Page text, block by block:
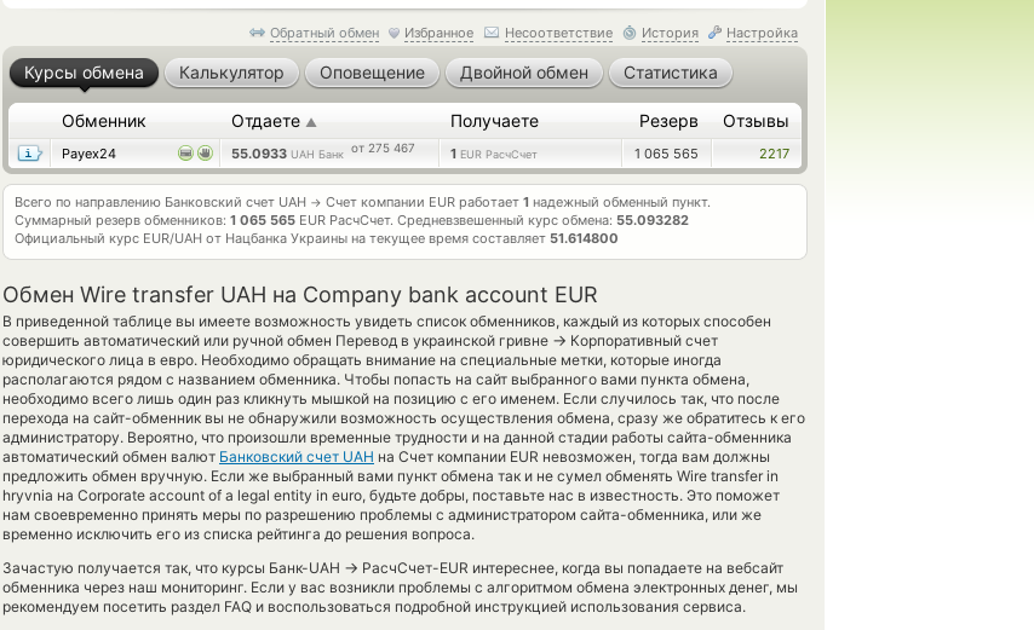
Обратный обмен Избранное Несоответствие История Настройка
Курсы обмена Калькулятор Оповещение Двойной обмен Статистика
Обменник Отдаете ▲ Получаете Резерв Отзывы
Payex24 55.0933 UAH Банк от 275 467 1 EUR РасчСчет 1 065 565 2217
Всего по направлению Банковский счет UAH → Счет компании EUR работает 1 надежный обменный пункт.
Суммарный резерв обменников: 1 065 565 EUR РасчСчет. Средневзвешенный курс обмена: 55.093282
Официальный курс EUR/UAH от Нацбанка Украины на текущее время составляет 51.614800
Обмен Wire transfer UAH на Company bank account EUR
В приведенной таблице вы имеете возможность увидеть список обменников, каждый из которых способен
совершить автоматический или ручной обмен Перевод в украинской гривне → Корпоративный счет
юридического лица в евро. Необходимо обращать внимание на специальные метки, которые иногда
располагаются рядом с названием обменника. Чтобы попасть на сайт выбранного вами пункта обмена,
необходимо всего лишь один раз кликнуть мышкой на позицию с его именем. Если случилось так, что после
перехода на сайт-обменник вы не обнаружили возможность осуществления обмена, сразу же обратитесь к его
администратору. Вероятно, что произошли временные трудности и на данной стадии работы сайта-обменника
автоматический обмен валют Банковский счет UAH на Счет компании EUR невозможен, тогда вам должны
предложить обмен вручную. Если же выбранный вами пункт обмена так и не сумел обменять Wire transfer in
hryvnia на Corporate account of a legal entity in euro, будьте добры, поставьте нас в известность. Это поможет
нам своевременно принять меры по разрешению проблемы с администратором сайта-обменника, или же
временно исключить его из списка рейтинга до решения вопроса.
Зачастую получается так, что курсы Банк-UAH → РасчСчет-EUR интереснее, когда вы попадаете на вебсайт
обменника через наш мониторинг. Если у вас возникли проблемы с алгоритмом обмена электронных денег, мы
рекомендуем посетить раздел FAQ и воспользоваться подробной инструкцией использования сервиса.